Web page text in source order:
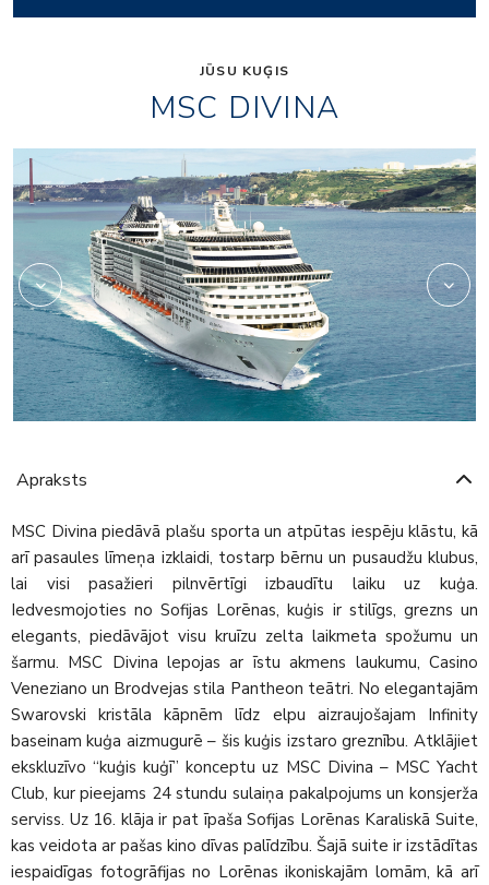
JŪSU KUĢIS
MSC DIVINA
casino
Apraksts
MSC Divina piedāvā plašu sporta un atpūtas iespēju klāstu, kā
arī pasaules līmeņa izklaidi, tostarp bērnu un pusaudžu klubus,
lai visi pasažieri pilnvērtīgi izbaudītu laiku uz kuģa.
Iedvesmojoties no Sofijas Lorēnas, kuģis ir stilīgs, grezns un
elegants, piedāvājot visu kruīzu zelta laikmeta spožumu un
šarmu. MSC Divina lepojas ar īstu akmens laukumu, Casino
Veneziano un Brodvejas stila Pantheon teātri. No elegantajām
Swarovski kristāla kāpnēm līdz elpu aizraujošajam Infinity
baseinam kuģa aizmugurē – šis kuģis izstaro greznību. Atklājiet
ekskluzīvo “kuģis kuģī” konceptu uz MSC Divina – MSC Yacht
Club, kur pieejams 24 stundu sulaiņa pakalpojums un konsjerža
serviss. Uz 16. klāja ir pat īpaša Sofijas Lorēnas Karaliskā Suite,
kas veidota ar pašas kino dīvas palīdzību. Šajā suite ir izstādītas
iespaidīgas fotogrāfijas no Lorēnas ikoniskajām lomām, kā arī